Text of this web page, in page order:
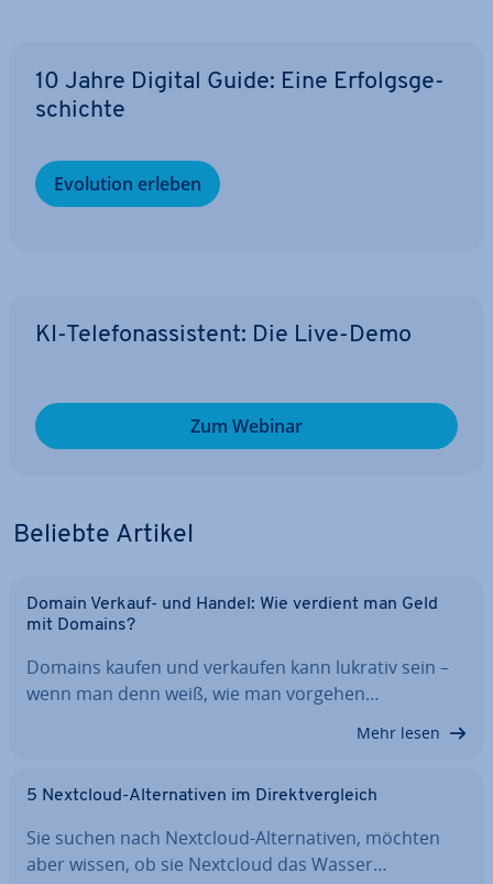
10 Jahre Digital Guide: Eine Er­folgs­ge­
schich­te
Evolution erleben
KI-Te­le­fon­as­sis­tent: Die Live-Demo
Zum Webinar
Beliebte Artikel
Domain Verkauf- und Handel: Wie verdient man Geld
mit Domains?
Domains kaufen und verkaufen kann lukrativ sein –
wenn man denn weiß, wie man vorgehen…
Mehr lesen
5 Nextcloud-Al­ter­na­ti­ven im Di­rekt­ver­gleich
Sie suchen nach Nextcloud-Al­ter­na­ti­ven, möchten
aber wissen, ob sie Nextcloud das Wasser…